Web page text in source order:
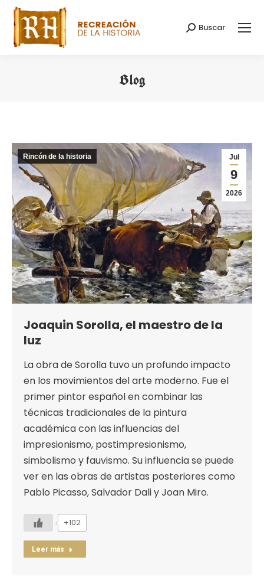
Buscar:
Buscar
Blog
Jul
9
2026
Rincón de la historia
Joaquin Sorolla, el maestro de la
luz
La obra de Sorolla tuvo un profundo impacto
en los movimientos del arte moderno. Fue el
primer pintor español en combinar las
técnicas tradicionales de la pintura
académica con las influencias del
impresionismo, postimpresionismo,
simbolismo y fauvismo. Su influencia se puede
ver en las obras de artistas posteriores como
Pablo Picasso, Salvador Dali y Joan Miro.
+102
Leer más